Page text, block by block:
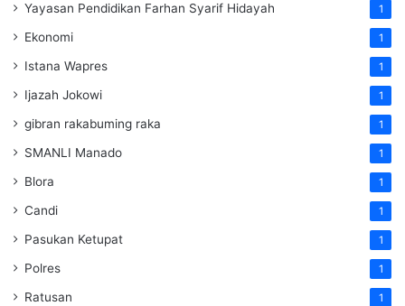
Yayasan Pendidikan Farhan Syarif Hidayah 1
Ekonomi 1
Istana Wapres 1
Ijazah Jokowi 1
gibran rakabuming raka 1
SMANLI Manado 1
Blora 1
Candi 1
Pasukan Ketupat 1
Polres 1
Ratusan 1